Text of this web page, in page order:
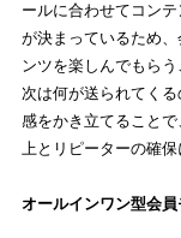
ールに合わせてコン
が決まっているため
ンツを楽しんでもらう
次は何が送られてく
感をかき立てること
上とリピーターの確保
オールインワン型会員